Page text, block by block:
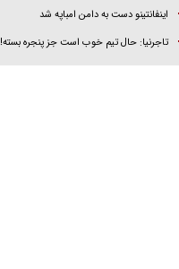
اینفانتینو دست به دامن امباپه شد
تاجرنیا: حال تیم خوب است جز پنجره بسته!